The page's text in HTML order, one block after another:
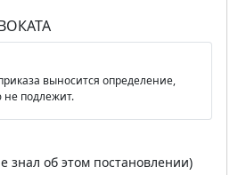
выносится определение,
не подлежит.
знал об этом постановлении)